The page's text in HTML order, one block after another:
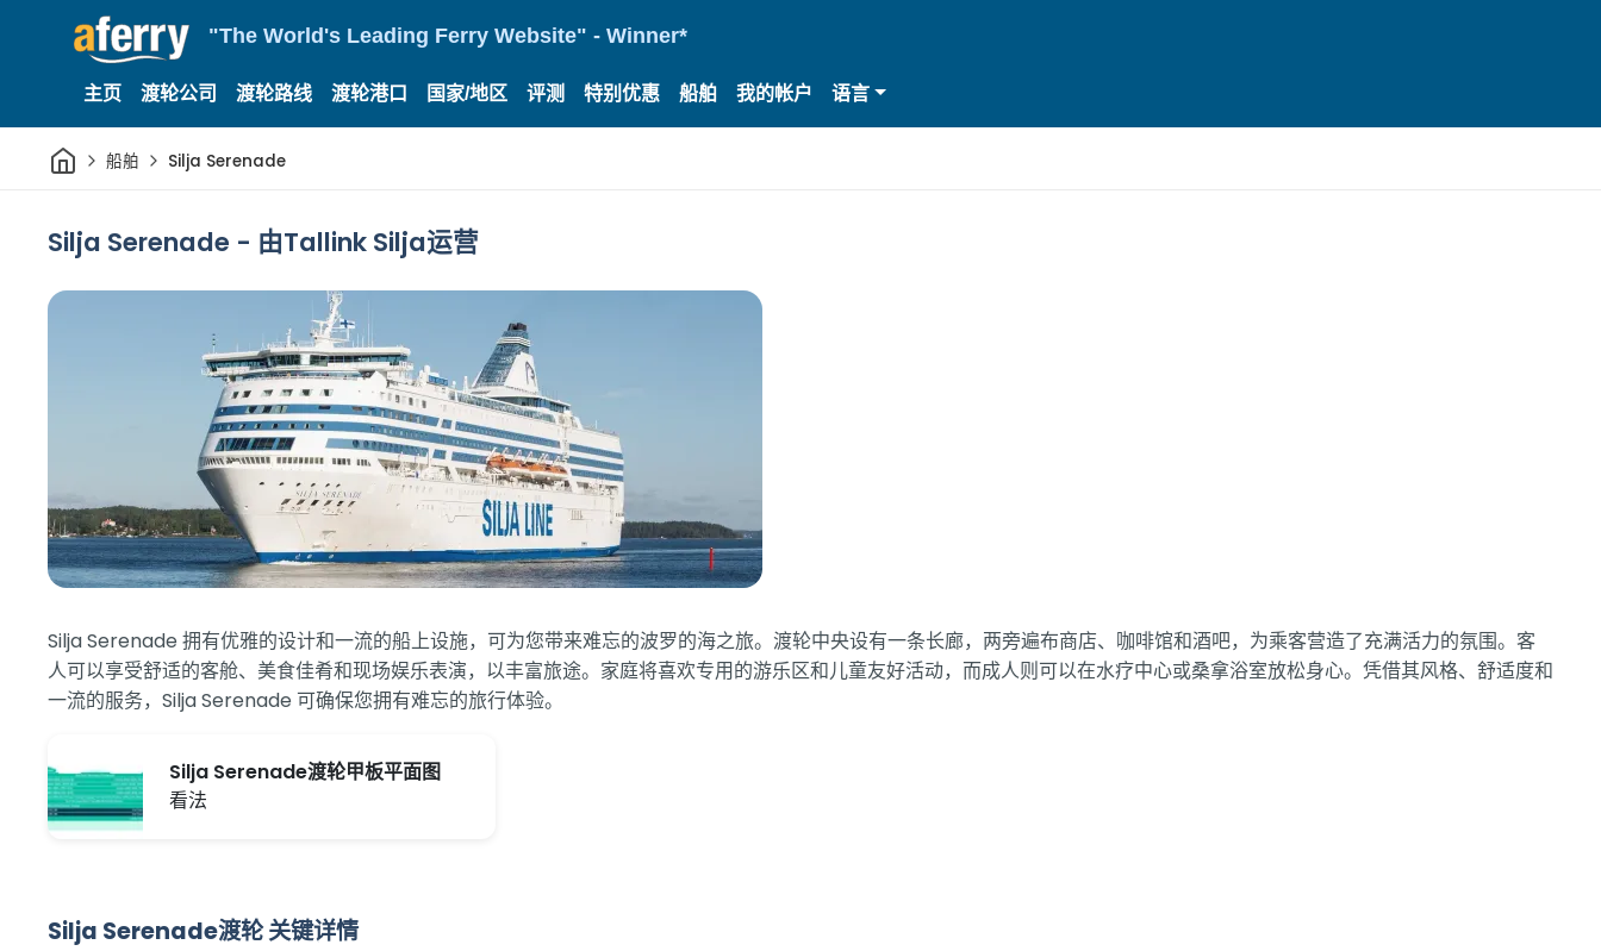
"The World's Leading Ferry Website" - Winner*
主页 渡轮公司 渡轮路线 渡轮港口 国家/地区 评测 特别优惠 船舶 我的帐户 语言
家 船舶 Silja Serenade
Silja Serenade - 由Tallink Silja运营
Silja Serenade 拥有优雅的设计和一流的船上设施，可为您带来难忘的波罗的海之旅。渡轮中央设有一条长廊，两旁遍布商店、咖啡馆和酒吧，为乘客营造了充满活力的氛围。客
人可以享受舒适的客舱、美食佳肴和现场娱乐表演，以丰富旅途。家庭将喜欢专用的游乐区和儿童友好活动，而成人则可以在水疗中心或桑拿浴室放松身心。凭借其风格、舒适度和
一流的服务，Silja Serenade 可确保您拥有难忘的旅行体验。
Silja Serenade渡轮甲板平面图
看法
Silja Serenade渡轮 关键详情